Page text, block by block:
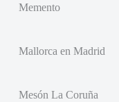
Memento
Mallorca en Madrid
Mesón La Coruña